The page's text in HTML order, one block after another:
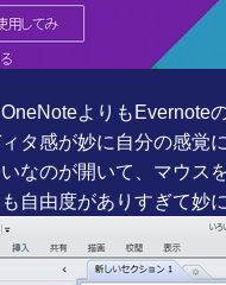
よりもEvernote
タ感が妙に自分の感覚
いなのが開いて、マウス
自由度がありすぎて妙